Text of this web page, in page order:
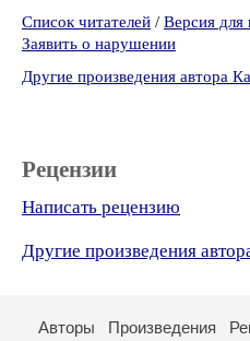
Список читателей / Версия для
Заявить о нарушении
Другие произведения автора
Рецензии
Написать рецензию
Другие произведения
Авторы Произведения